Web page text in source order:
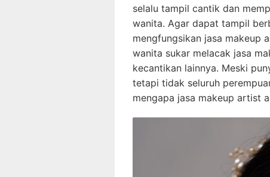
selalu tampil cantik dan
wanita. Agar dapat tampil
mengfungsikan jasa makeup
wanita sukar melacak jasa
kecantikan lainnya. Meski
tetapi tidak seluruh
mengapa jasa makeup artist